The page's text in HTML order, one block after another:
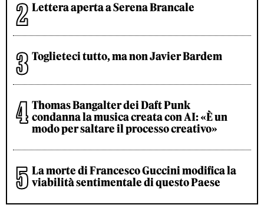
Lettera aperta a Serena Brancale
Toglieteci tutto, ma non Javier Bardem
Thomas Bangalter dei Daft Punk
condanna la musica creata con AI: «È un
modo per saltare il processo creativo»
La morte di Francesco Guccini modifica la
viabilità sentimentale di questo Paese